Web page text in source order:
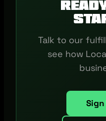
Talk to our
see how
Sign